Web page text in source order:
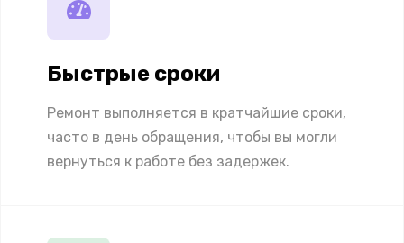
Быстрые сроки
Ремонт выполняется в кратчайшие сроки,
часто в день обращения, чтобы вы могли
вернуться к работе без задержек.